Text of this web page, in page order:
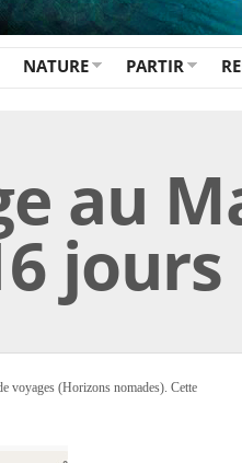
NATURE PARTIR
au
jours
voyages (Horizons nomades). Cette